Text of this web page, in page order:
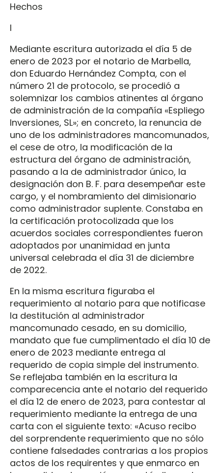
Hechos
I
Mediante escritura autorizada el día 5 de
enero de 2023 por el notario de Marbella,
don Eduardo Hernández Compta, con el
número 21 de protocolo, se procedió a
solemnizar los cambios atinentes al órgano
de administración de la compañía «Espliego
Inversiones, SL»; en concreto, la renuncia de
uno de los administradores mancomunados,
el cese de otro, la modificación de la
estructura del órgano de administración,
pasando a la de administrador único, la
designación don B. F. para desempeñar este
cargo, y el nombramiento del dimisionario
como administrador suplente. Constaba en
la certificación protocolizada que los
acuerdos sociales correspondientes fueron
adoptados por unanimidad en junta
universal celebrada el día 31 de diciembre
de 2022.
En la misma escritura figuraba el
requerimiento al notario para que notificase
la destitución al administrador
mancomunado cesado, en su domicilio,
mandato que fue cumplimentado el día 10 de
enero de 2023 mediante entrega al
requerido de copia simple del instrumento.
Se reflejaba también en la escritura la
comparecencia ante el notario del requerido
el día 12 de enero de 2023, para contestar al
requerimiento mediante la entrega de una
carta con el siguiente texto: «Acuso recibo
del sorprendente requerimiento que no sólo
contiene falsedades contrarias a los propios
actos de los requirentes y que enmarco en